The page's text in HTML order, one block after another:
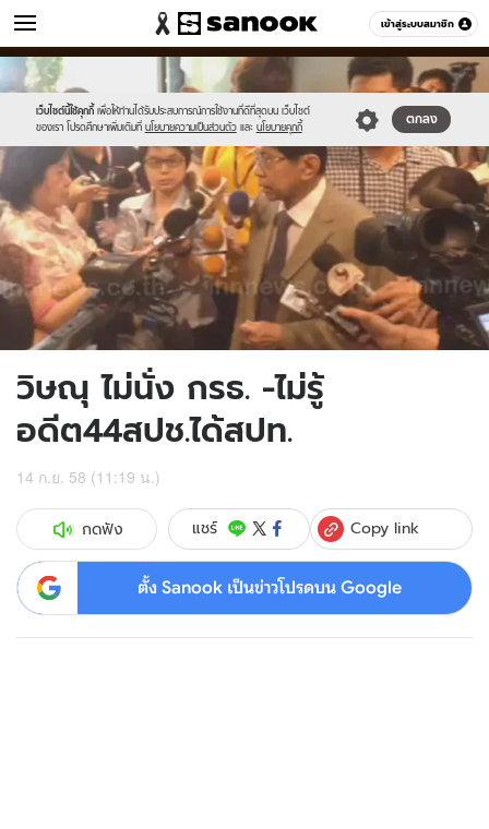
เข้าสู่ระบบสมาชิก
ข่าว หมวดอื่นๆ
เว็บไซต์นี้ใช้คุกกี้ เพื่อให้ท่านได้รับประสบการณ์การใช้งานที่ดีที่สุดบน เว็บไซต์
ของเรา โปรดศึกษาเพิ่มเติมที่ นโยบายความเป็นส่วนตัว และ นโยบายคุกกี้
ตกลง
Sanook
//s.isanook.com/sr/0/images/logo-
new-
sanook.png
600
60
//s.isanook.com/ns/0/ud/373/1865030/645720-
01.jpg
วิษณุ ไม่นั่ง กรธ. -ไม่รู้
อดีต44สปช.ได้สปท.
14 ก.ย. 58 (11:19 น.)
กดฟัง แชร์ Copy link
ตั้ง Sanook เป็นข่าวโปรดบน Google